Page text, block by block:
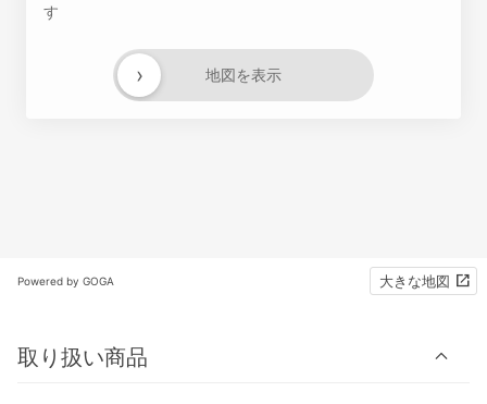
す
地図を表示
›
Powered by GOGA 大きな地図
取り扱い商品